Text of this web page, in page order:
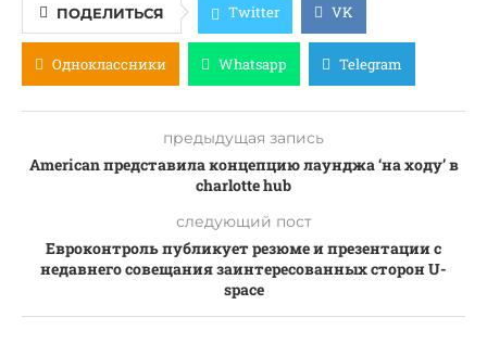
ПОДЕЛИТЬСЯ Twitter VK
Одноклассники Whatsapp Telegram
предыдущая запись
American представила концепцию лаунджа ‘на ходу’ в
charlotte hub
следующий пост
Евроконтроль публикует резюме и презентации с
недавнего совещания заинтересованных сторон U-
space